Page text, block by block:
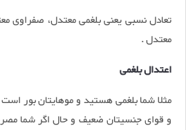
تعادل نسبی یعنی بلغمی معتدل، صفراوی
معتدل .
اعتدال بلغمی
مثلا شما بلغمی هستید و موهایتان بور
و قوای جنسیتان ضعیف و حال اگر شما